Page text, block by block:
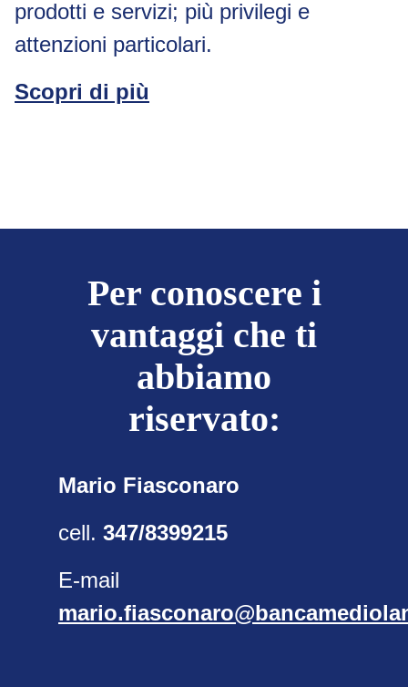
prodotti e servizi; più privilegi e
attenzioni particolari.
Scopri di più
Per conoscere i
vantaggi che ti
abbiamo
riservato:
Mario Fiasconaro
cell. 347/8399215
E-mail